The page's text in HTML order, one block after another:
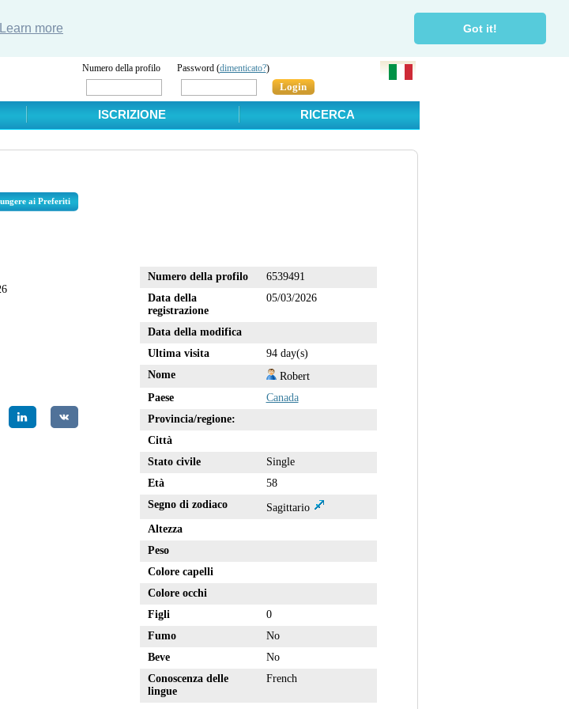
Learn more Got it!
Numero della profilo Password (dimenticato?)
Login
ISCRIZIONE RICERCA
ai Preferiti
Numero della profilo
6539491
Data della
registrazione
05/03/2026
Data della modifica
Ultima visita
94 day(s)
Nome
Robert
Paese
Canada
Provincia/regione:
Città
Stato civile
Single
Età
58
Segno di zodiaco
Sagittario
Altezza
Peso
Colore capelli
Colore occhi
Figli
0
Fumo
No
Beve
No
Conoscenza delle
lingue
French